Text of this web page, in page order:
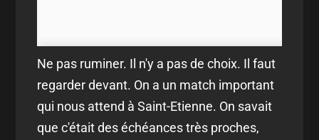
Ne pas ruminer. Il n'y a pas de choix. Il faut
regarder devant. On a un match important
qui nous attend à Saint-Etienne. On savait
que c'était des échéances très proches,